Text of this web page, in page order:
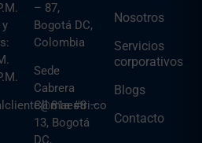
– 87,
Bogotá DC,
Colombia
Sede
Cabrera
Cll 81a #8 –
13, Bogotá
Nosotros
Servicios
corporativos
Blogs
Contacto